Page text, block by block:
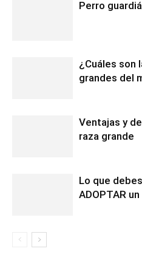
Perro
¿Cuáles son
grandes del
Ventajas y
raza grande
Lo que
ADOPTAR un